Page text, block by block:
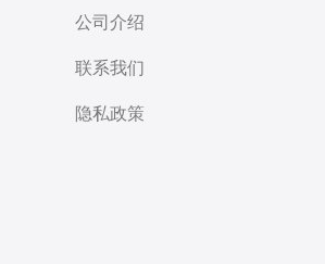
公司介绍
联系我们
隐私政策